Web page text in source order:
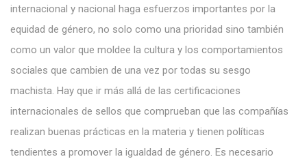
internacional y nacional haga esfuerzos importantes por la
equidad de género, no solo como una prioridad sino también
como un valor que moldee la cultura y los comportamientos
sociales que cambien de una vez por todas su sesgo
machista. Hay que ir más allá de las certificaciones
internacionales de sellos que comprueban que las compañías
realizan buenas prácticas en la materia y tienen políticas
tendientes a promover la igualdad de género. Es necesario